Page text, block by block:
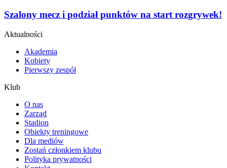
Szalony mecz i podział punktów na start rozgrywek!
Aktualności
Akademia
Kobiety
Pierwszy zespół
Klub
O nas
Zarząd
Stadion
Obiekty treningowe
Dla mediów
Zostań członkiem klubu
Polityka prywatności